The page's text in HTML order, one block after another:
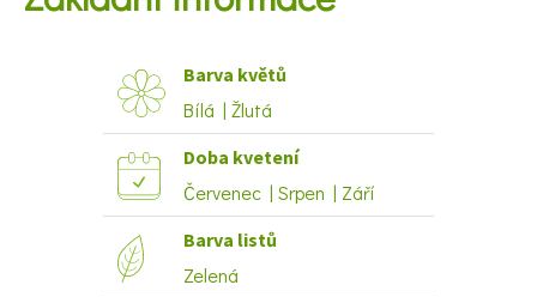
Barva květů
Bílá | Žlutá
Doba kvetení
Červenec | Srpen | Září
Barva listů
Zelená